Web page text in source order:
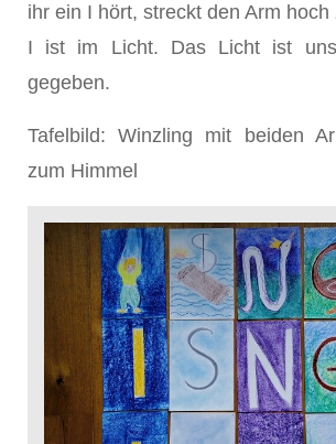
ihr ein I hört, streckt den Arm
I ist im Licht. Das Licht ist uns
gegeben.
Tafelbild: Winzling mit beiden
zum Himmel